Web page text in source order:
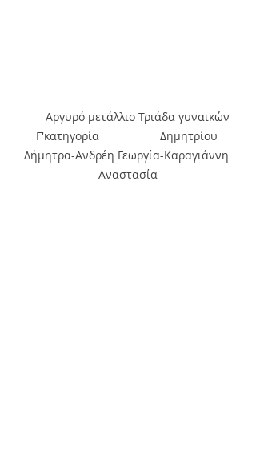
Γ'κατηγορία                   Δημητρίου
Δήμητρα-Ανδρέη Γεωργία-Καραγιάννη
Αναστασία